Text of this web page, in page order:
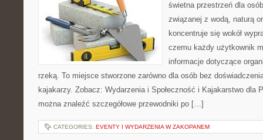
świetna przestrzeń dla
związanej z wodą, naturą
koncentruje się wokół
czemu każdy użytkownik
informacje dotyczące
rzeką. To miejsce stworzone zarówno dla osób bez
kajakarzy. Zobacz: Wydarzenia i Społeczność i Kajakarstwo dla
można znaleźć szczegółowe przewodniki po […]
CATEGORIES: EVENTY I WYDARZENIA W ZAKOPANEM